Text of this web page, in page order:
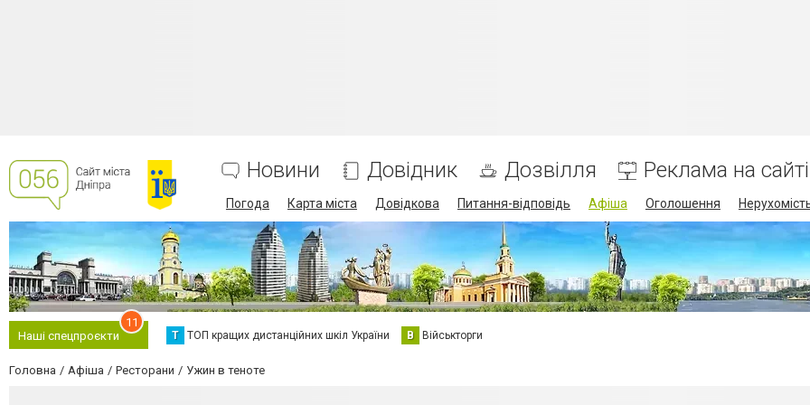
Новини Довідник Дозвілля Реклама на сайті
Погода Карта міста Довідкова Питання-відповідь Афіша Оголошення
Наші спецпроєкти
11
Т ТОП кращих дистанційних шкіл України В Військторги
Головна Афіша Ресторани Ужин в теноте